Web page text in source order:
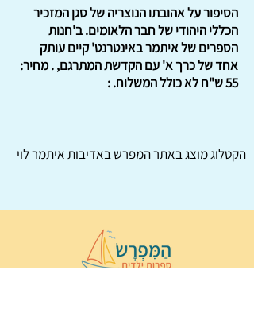
הסיפור על אהובתו הנוצריה של סגן המזכיר
הכללי היהודי של חבר הלאומים. ב'חנות
הספרים של איתמר באינטרנט' קיים עותק
אחד של כרך א' עם הקדשת המתרגם, . מחיר:
55 ש"ח לא כולל המשלוח. :
הקטלוג מוצג באתרהמפרשבאדיבות איתמר לוי